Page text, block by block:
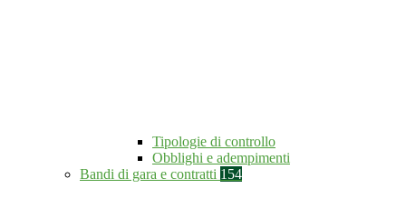
Tipologie di controllo
Obblighi e adempimenti
Bandi di gara e contratti 154